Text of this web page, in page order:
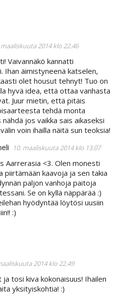
maaliskuuta 2014 klo 22.46
Vaivannäkö kannatti
Ihan äimistyneenä katselen,
olet housut tehnyt! Tuo on
hyvä idea, että ottaa vanhasta
Juur mietin, että pitäis
tehdä monta
jos vaikka sais aikaseksi
voin ihailla näitä sun teoksia!
10. maaliskuuta 2014 klo 13.07
Aarrerasia <3. Olen monesti
piirtämään kaavoja ja sen takia
paljon vanhoja paitoja
Se on kyllä näppärää :)
hyödyntää löytösi uusiin
:)
2014 klo 22.49
tosi kiva kokonaisuus! Ihailen
yksityiskohtia! :)